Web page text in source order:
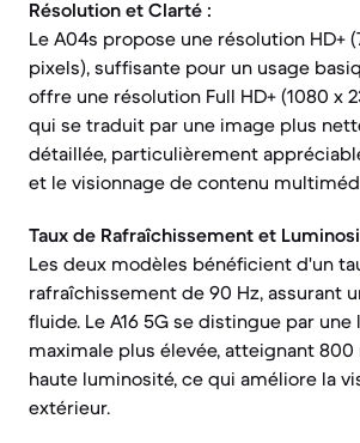
Résolution et Clarté :
Le A04s propose une résolution HD+
pixels), suffisante pour un usage
offre une résolution Full HD+ (1080 x
qui se traduit par une image plus
détaillée, particulièrement
et le visionnage de contenu
Taux de Rafraîchissement et
Les deux modèles bénéficient d'un
rafraîchissement de 90 Hz, assurant
fluide. Le A16 5G se distingue par
maximale plus élevée, atteignant
haute luminosité, ce qui améliore la
extérieur.